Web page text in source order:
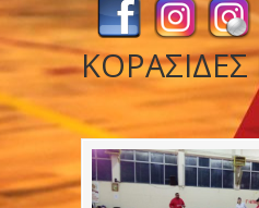
ΚΟΡΑΣΙΔΕΣ